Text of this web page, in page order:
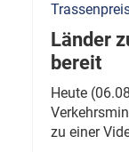
Länder
bereit
Heute
zu einer